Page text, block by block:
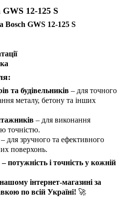
12-125 S
GWS 12-125 S
та будівельників – для точного
металу, бетону та інших
– для виконання
точністю.
– для зручного та ефективного
поверхонь.
потужність і точність у кожній
інтернет-магазині за
по всій Україні! 🚀